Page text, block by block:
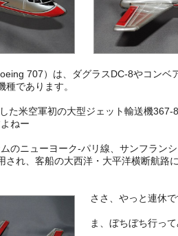
707）は、ダグラスDC-8やコンベ
種であります。
た米空軍初の大型ジェット輸送機367-
ねー
のニューヨーク-パリ線、サンフラン
され、客船の大西洋・大平洋横断航路
ささ、やっと連休
ま、ぼちぼち行っ